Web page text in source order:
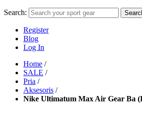
Search:
Register
Blog
Log In
Home /
SALE /
Pria /
Aksesoris /
Nike Ultimatum Max Air Gear Ba